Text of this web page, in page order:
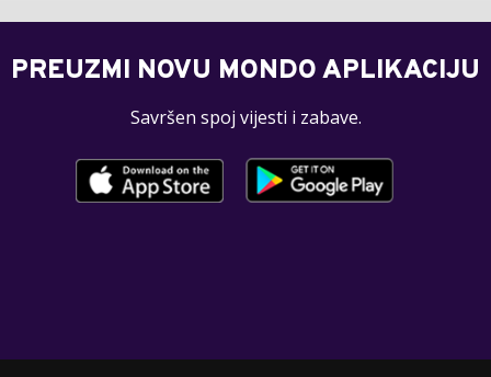
PREUZMI NOVU MONDO APLIKACIJU
Savršen spoj vijesti i zabave.